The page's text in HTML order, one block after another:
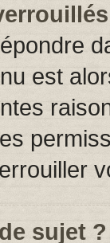
est
sujet ?